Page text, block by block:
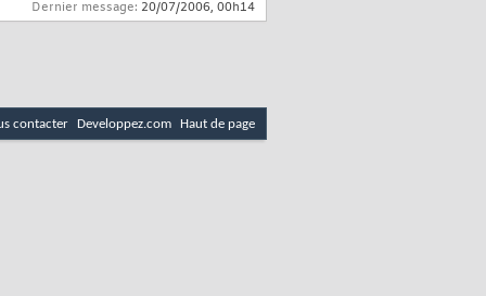
Dernier message: 20/07/2006, 00h14
contacter Developpez.com Haut de page